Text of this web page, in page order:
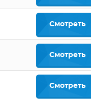
Смотреть
Смотреть
Смотреть